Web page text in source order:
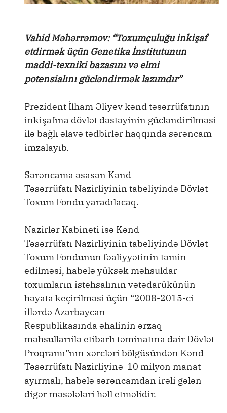
Vahid Məhərrəmov: “Toxumçuluğu inkişaf
etdirmək üçün Genetika İnstitutunun
maddi-texniki bazasını və elmi
potensialını gücləndirmək lazımdır”
Prezident İlham Əliyev kənd təsərrüfatının
inkişafına dövlət dəstəyinin gücləndirilməsi
ilə bağlı əlavə tədbirlər haqqında sərəncam
imzalayıb.
Sərəncama əsasən Kənd
Təsərrüfatı Nazirliyinin tabeliyində Dövlət
Toxum Fondu yaradılacaq.
Nazirlər Kabineti isə Kənd
Təsərrüfatı Nazirliyinin tabeliyində Dövlət
Toxum Fondunun fəaliyyətinin təmin
edilməsi, habelə yüksək məhsuldar
toxumların istehsalının vətədarükünün
həyata keçirilməsi üçün “2008-2015-ci
illərdə Azərbaycan
Respublikasında əhalinin ərzaq
məhsullarıilə etibarlı təminatına dair Dövlət
Proqramı”nın xərcləri bölgüsündən Kənd
Təsərrüfatı Nazirliyinə 10 milyon manat
ayırmalı, habelə sərəncamdan irəli gələn
digər məsələləri həll etməlidir.